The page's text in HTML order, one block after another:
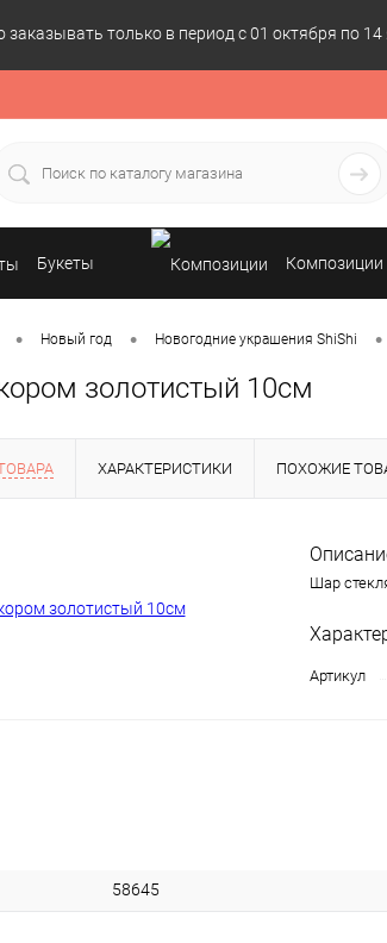
только в период с 01 октября по 14
Букеты Композиции
• Новый год • Новогодние украшения ShiShi •
золотистый 10см
ХАРАКТЕРИСТИКИ ПОХОЖИЕ
Шар
Артикул
58645